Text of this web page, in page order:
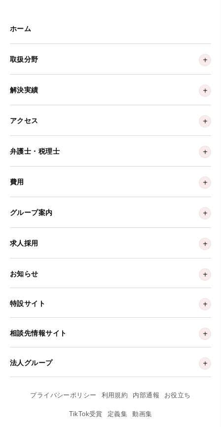
ホーム
取扱分野
解決実績
アクセス
弁護士・税理士
費用
グループ案内
求人採用
お知らせ
特設サイト
相談先情報サイト
法人グループ
プライバシーポリシー 利用規約 内部通報 お役立ち
TikTok受賞 定義集 動画集